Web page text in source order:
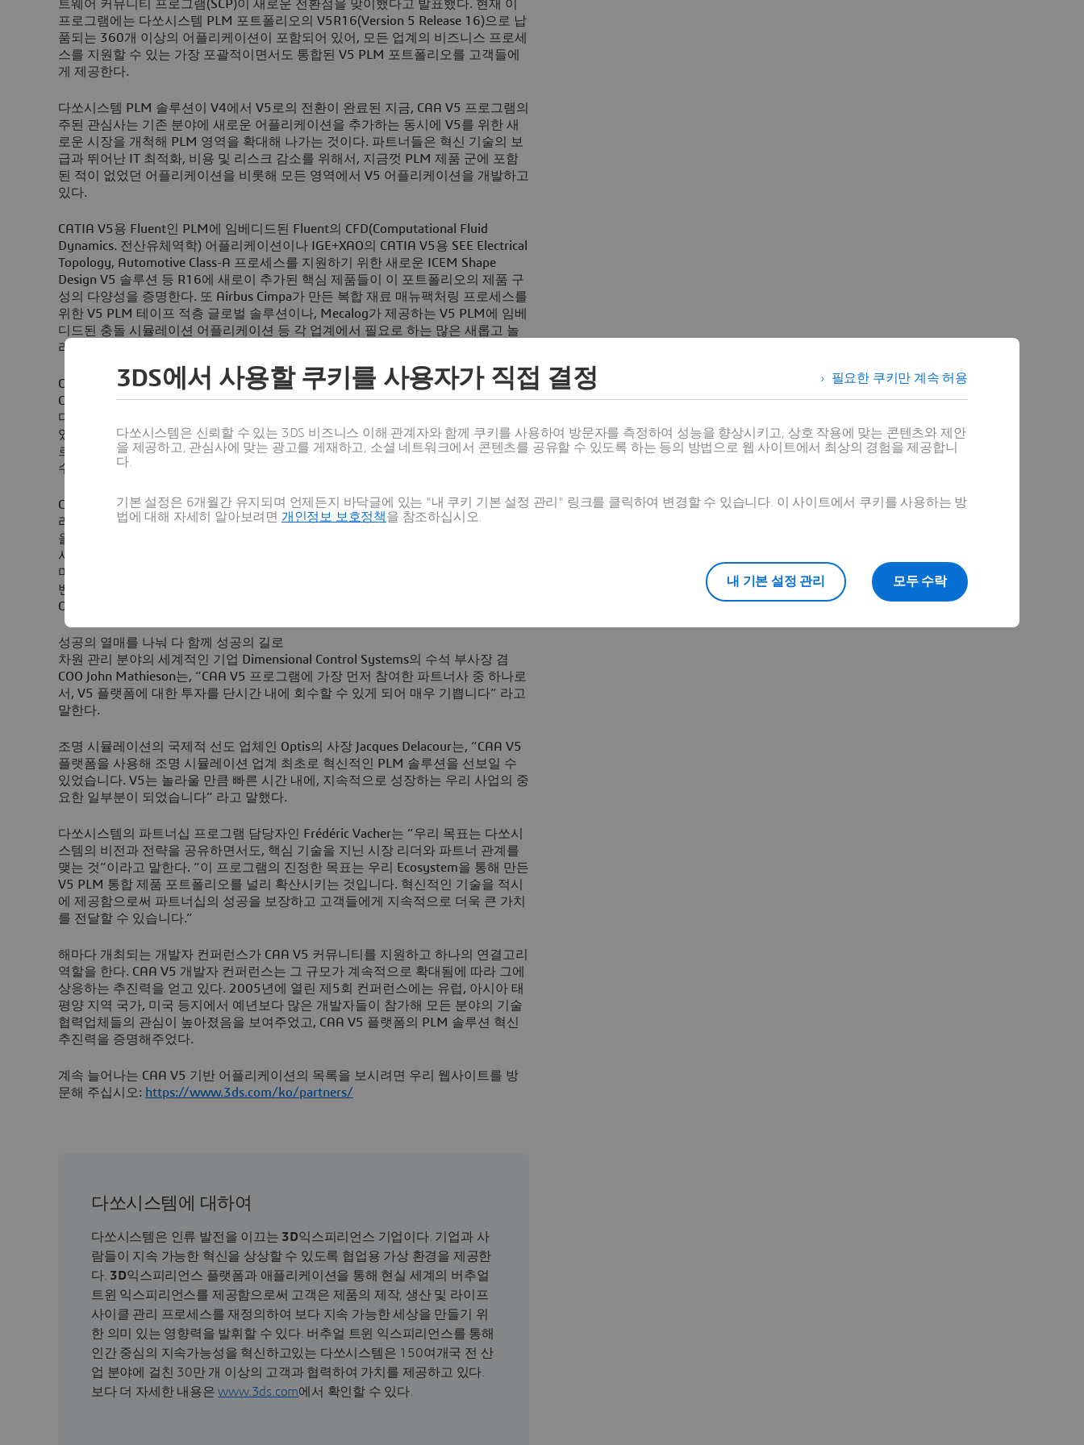
트웨어 커뮤니티 프로그램(SCP)이 새로운 전환점을 맞이했다고 발표했다. 현재 이
프로그램에는 다쏘시스템 PLM 포트폴리오의 V5R16(Version 5 Release 16)으로 납
품되는 360개 이상의 어플리케이션이 포함되어 있어, 모든 업계의 비즈니스 프로세
스를 지원할 수 있는 가장 포괄적이면서도 통합된 V5 PLM 포트폴리오를 고객들에
게 제공한다.
다쏘시스템 PLM 솔루션이 V4에서 V5로의 전환이 완료된 지금, CAA V5 프로그램의
주된 관심사는 기존 분야에 새로운 어플리케이션을 추가하는 동시에 V5를 위한 새
로운 시장을 개척해 PLM 영역을 확대해 나가는 것이다. 파트너들은 혁신 기술의 보
급과 뛰어난 IT 최적화, 비용 및 리스크 감소를 위해서, 지금껏 PLM 제품 군에 포함
된 적이 없었던 어플리케이션을 비롯해 모든 영역에서 V5 어플리케이션을 개발하고
있다.
CATIA V5용 Fluent인 PLM에 임베디드된 Fluent의 CFD(Computational Fluid
Dynamics. 전산유체역학) 어플리케이션이나 IGE+XAO의 CATIA V5용 SEE Electrical
Topology, Automotive Class-A 프로세스를 지원하기 위한 새로운 ICEM Shape
Design V5 솔루션 등 R16에 새로이 추가된 핵심 제품들이 이 포트폴리오의 제품 구
성의 다양성을 증명한다. 또 Airbus Cimpa가 만든 복합 재료 매뉴팩처링 프로세스를
위한 V5 PLM 테이프 적층 글로벌 솔루션이나, Mecalog가 제공하는 V5 PLM에 임베
디드된 충돌 시뮬레이션 어플리케이션 등 각 업계에서 필요로 하는 많은 새롭고 놀
라운 어플리케이션들이 개발 중이다.
CAA V5: 통합된 개방형의 성능이 입증된 PLM 아키텍처
CAA V5의 개방형 소프트웨어 개발 플랫폼은 고객과 파트너, 소프트웨어 기업들이
다쏘시스템의 PLM 포트폴리오를 보완할 수 있는 첨단 어플리케이션을 설계할 수
있도록 해준다. 개방형 V5 플랫폼을 채택하고 다쏘시스템의 베스트 프랙티스를 따
르는 파트너와 고객들은 V5 PLM 솔루션과의 완벽한 통합과 최첨단 기술의 표준 준
수에 따른 혜택을 누리게 된다.
CAA V5는 다른 개발 환경과 달리 CATIA, DELMIA, ENOVIA SMARTEAM PLM 어플
리케이션을 모두 포함하므로 개발자 훈련 방식이나 기술을 합리화, 최적화할 수 있
을 뿐 아니라 폭넓은 소프트웨어 개발 가능성을 보장할 수 있다. 광범위한 분야에서
사용되고 제공하는 어플리케이션 수도 점점 늘어나고 있는 CAA V5는 PLM의 벤치
마크용 개발 플랫폼이 되었다. V5 플랫폼을 채택하고 있는 전세계 주요 소프트웨어
벤더들로는 CAXA Technology, CENIT, Fluent, LMS International, Nihon Unisys,
Omron, Zuken 등이 있다.
성공의 열매를 나눠 다 함께 성공의 길로
차원 관리 분야의 세계적인 기업 Dimensional Control Systems의 수석 부사장 겸
COO John Mathieson는, “CAA V5 프로그램에 가장 먼저 참여한 파트너사 중 하나로
서, V5 플랫폼에 대한 투자를 단시간 내에 회수할 수 있게 되어 매우 기쁩니다” 라고
말한다.
조명 시뮬레이션의 국제적 선도 업체인 Optis의 사장 Jacques Delacour는, “CAA V5
플랫폼을 사용해 조명 시뮬레이션 업계 최초로 혁신적인 PLM 솔루션을 선보일 수
있었습니다. V5는 놀라울 만큼 빠른 시간 내에, 지속적으로 성장하는 우리 사업의 중
요한 일부분이 되었습니다” 라고 말했다.
다쏘시스템의 파트너십 프로그램 담당자인 Frédéric Vacher는 ”우리 목표는 다쏘시
스템의 비전과 전략을 공유하면서도, 핵심 기술을 지닌 시장 리더와 파트너 관계를
맺는 것”이라고 말한다. “이 프로그램의 진정한 목표는 우리 Ecosystem을 통해 만든
V5 PLM 통합 제품 포트폴리오를 널리 확산시키는 것입니다. 혁신적인 기술을 적시
에 제공함으로써 파트너십의 성공을 보장하고 고객들에게 지속적으로 더욱 큰 가치
를 전달할 수 있습니다.”
해마다 개최되는 개발자 컨퍼런스가 CAA V5 커뮤니티를 지원하고 하나의 연결고리
역할을 한다. CAA V5 개발자 컨퍼런스는 그 규모가 계속적으로 확대됨에 따라 그에
상응하는 추진력을 얻고 있다. 2005년에 열린 제5회 컨퍼런스에는 유럽, 아시아 태
평양 지역 국가, 미국 등지에서 예년보다 많은 개발자들이 참가해 모든 분야의 기술
협력업체들의 관심이 높아졌음을 보여주었고, CAA V5 플랫폼의 PLM 솔루션 혁신
추진력을 증명해주었다.
계속 늘어나는 CAA V5 기반 어플리케이션의 목록을 보시려면 우리 웹사이트를 방
문해 주십시오: https://www.3ds.com/ko/partners/
다쏘시스템에 대하여
다쏘시스템은 인류 발전을 이끄는 3D익스피리언스 기업이다. 기업과 사
람들이 지속 가능한 혁신을 상상할 수 있도록 협업용 가상 환경을 제공한
다. 3D익스피리언스 플랫폼과 애플리케이션을 통해 현실 세계의 버추얼
트윈 익스피리언스를 제공함으로써 고객은 제품의 제작, 생산 및 라이프
사이클 관리 프로세스를 재정의하여 보다 지속 가능한 세상을 만들기 위
한 의미 있는 영향력을 발휘할 수 있다. 버추얼 트윈 익스피리언스를 통해
인간 중심의 지속가능성을 혁신하고있는 다쏘시스템은 150여개국 전 산
업 분야에 걸친 30만 개 이상의 고객과 협력하여 가치를 제공하고 있다.
보다 더 자세한 내용은www.3ds.com에서 확인할 수 있다.
필요한 쿠키만 계속 허용
3DS에서 사용할 쿠키를 사용자가 직접 결정
다쏘시스템은 신뢰할 수 있는 3DS 비즈니스 이해 관계자와 함께 쿠키를 사용하여 방문자를 측정하여 성능을 향상시키고, 상호 작용에 맞는 콘텐츠와 제안
을 제공하고, 관심사에 맞는 광고를 게재하고, 소셜 네트워크에서 콘텐츠를 공유할 수 있도록 하는 등의 방법으로 웹 사이트에서 최상의 경험을 제공합니
다.
기본 설정은 6개월간 유지되며 언제든지 바닥글에 있는 "내 쿠키 기본 설정 관리" 링크를 클릭하여 변경할 수 있습니다. 이 사이트에서 쿠키를 사용하는 방
법에 대해 자세히 알아보려면 개인정보 보호정책을 참조하십시오.
모두 수락
내 기본 설정 관리